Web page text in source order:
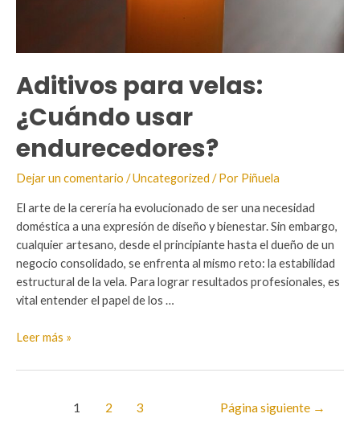
Aditivos para velas:
¿Cuándo usar
endurecedores?
Dejar un comentario /Uncategorized / Por Piñuela
El arte de la cerería ha evolucionado de ser una necesidad
doméstica a una expresión de diseño y bienestar. Sin embargo,
cualquier artesano, desde el principiante hasta el dueño de un
negocio consolidado, se enfrenta al mismo reto: la estabilidad
estructural de la vela. Para lograr resultados profesionales, es
vital entender el papel de los …
Aditivos
velas:
Leer más »
1 2 3 Página siguiente →